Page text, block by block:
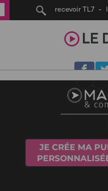
recevoir TL7 -
LE